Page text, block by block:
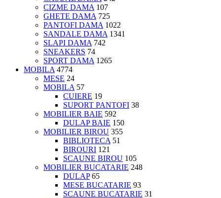
CIZME DAMA 107
GHETE DAMA 725
PANTOFI DAMA 1022
SANDALE DAMA 1341
SLAPI DAMA 742
SNEAKERS 74
SPORT DAMA 1265
MOBILA 4774
MESE 24
MOBILA 57
CUIERE 19
SUPORT PANTOFI 38
MOBILIER BAIE 592
DULAP BAIE 150
MOBILIER BIROU 355
BIBLIOTECA 51
BIROURI 121
SCAUNE BIROU 105
MOBILIER BUCATARIE 248
DULAP 65
MESE BUCATARIE 93
SCAUNE BUCATARIE 31